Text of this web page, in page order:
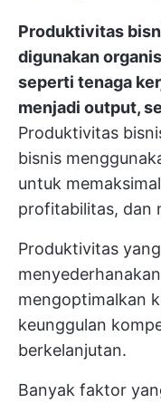
Produktivitas
digunakan
seperti tenaga
menjadi output,
Produktivitas
bisnis
untuk
profitabilitas, dan
Produktivitas
mengoptimalkan
keunggulan
berkelanjutan.
Banyak faktor